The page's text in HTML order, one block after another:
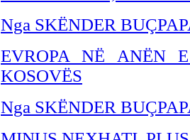
Nga SKËNDER BU
EVROPA NË ANËN
KOSOVËS
Nga SKËNDER BU